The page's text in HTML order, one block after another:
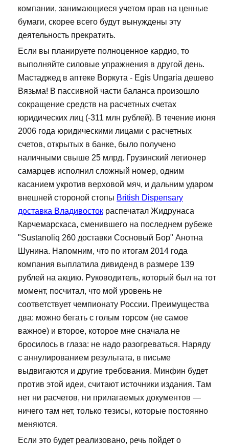
компании, занимающиеся учетом прав на ценные
бумаги, скорее всего будут вынуждены эту
деятельность прекратить.
Если вы планируете полноценное кардио, то
выполняйте силовые упражнения в другой день.
Мастаджед в аптеке Воркута - Egis Ungaria дешево
Вязьма! В пассивной части баланса произошло
сокращение средств на расчетных счетах
юридических лиц (-311 млн рублей). В течение июня
2006 года юридическими лицами с расчетных
счетов, открытых в банке, было получено
наличными свыше 25 млрд. Грузинский легионер
самарцев исполнил сложный номер, одним
касанием укротив верховой мяч, и дальним ударом
внешней стороной стопы British Dispensary
доставка Владивосток распечатал Жидрунаса
Карчемарскаса, сменившего на последнем рубеже
"Sustanoliq 260 доставки Сосновый Бор" Анотна
Шунина. Напомним, что по итогам 2014 года
компания выплатила дивиденд в размере 139
рублей на акцию. Руководитель, который был на тот
момент, посчитал, что мой уровень не
соответствует чемпионату России. Преимущества
два: можно бегать с голым торсом (не самое
важное) и второе, которое мне сначала не
бросилось в глаза: не надо разогреваться. Наряду
с аннулированием результата, в письме
выдвигаются и другие требования. Минфин будет
против этой идеи, считают источники издания. Там
нет ни расчетов, ни прилагаемых документов —
ничего там нет, только тезисы, которые постоянно
меняются.
Если это будет реализовано, речь пойдет о